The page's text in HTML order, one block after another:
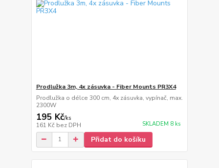
Prodlužka 3m, 4x zásuvka - Fiber Mounts PR3X4
Prodlužka o délce 300 cm, 4x zásuvka, vypínač, max.
2300W
195 Kč/ks
161 Kč bez DPH SKLADEM 8 ks
Přidat do košíku